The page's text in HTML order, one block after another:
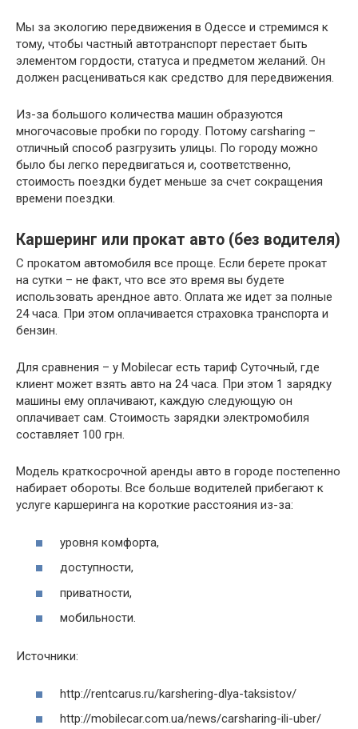
Мы за экологию передвижения в Одессе и стремимся к
тому, чтобы частный автотранспорт перестает быть
элементом гордости, статуса и предметом желаний. Он
должен расцениваться как средство для передвижения.
Из-за большого количества машин образуются
многочасовые пробки по городу. Потому carsharing –
отличный способ разгрузить улицы. По городу можно
было бы легко передвигаться и, соответственно,
стоимость поездки будет меньше за счет сокращения
времени поездки.
Каршеринг или прокат авто (без водителя)
С прокатом автомобиля все проще. Если берете прокат
на сутки – не факт, что все это время вы будете
использовать арендное авто. Оплата же идет за полные
24 часа. При этом оплачивается страховка транспорта и
бензин.
Для сравнения – у Mobilecar есть тариф Суточный, где
клиент может взять авто на 24 часа. При этом 1 зарядку
машины ему оплачивают, каждую следующую он
оплачивает сам. Стоимость зарядки электромобиля
составляет 100 грн.
Модель краткосрочной аренды авто в городе постепенно
набирает обороты. Все больше водителей прибегают к
услуге каршеринга на короткие расстояния из-за:
уровня комфорта,
доступности,
приватности,
мобильности.
Источники:
http://rentcarus.ru/karshering-dlya-taksistov/
http://mobilecar.com.ua/news/carsharing-ili-uber/